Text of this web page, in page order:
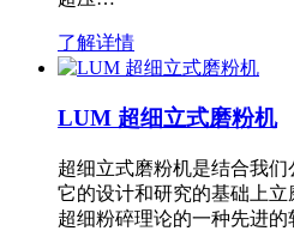
了解详情
LUM 超细立式磨粉机
超细立式磨粉机是结合我们
它的设计和研究的基础上
超细粉碎理论的一种先进